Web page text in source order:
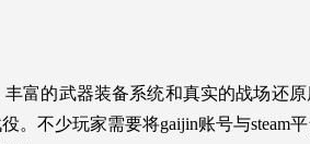
富的武器装备系统和真实的战场还
不少玩家需要将gaijin账号与steam